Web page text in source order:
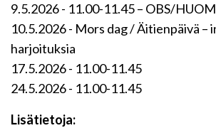
9.5.2026 - 11.00-11.45 – OBS/
10.5.2026 - Mors dag / Äitienpäivä –
harjoituksia
17.5.2026 - 11.00-11.45
24.5.2026 - 11.00-11.45
Lisätietoja: